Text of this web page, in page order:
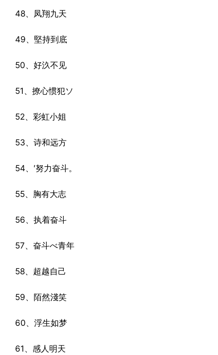
48、凤翔九天
49、堅持到底
50、好汣不见
51、撩心惯犯ソ
52、彩虹小姐
53、诗和远方
54、′努力奋斗。
55、胸有大志
56、执着奋斗
57、奋斗べ青年
58、超越自己
59、陌然淺笑
60、浮生如梦
61、感人明天